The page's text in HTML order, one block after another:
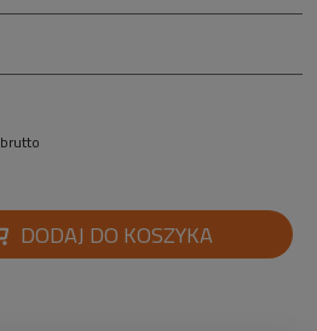
brutto
DODAJ DO KOSZYKA